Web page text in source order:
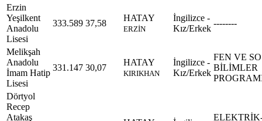
Erzin
Yeşilkent
Anadolu
Lisesi
333.589 37,58
HATAY
ERZİN
İngilizce -
Kız/Erkek
--------
Melikşah
Anadolu
İmam Hatip
Lisesi
331.147 30,07
HATAY
KIRIKHAN
İngilizce -
Kız/Erkek
FEN VE
BİLİMLER
Dörtyol
Recep
Atakaş